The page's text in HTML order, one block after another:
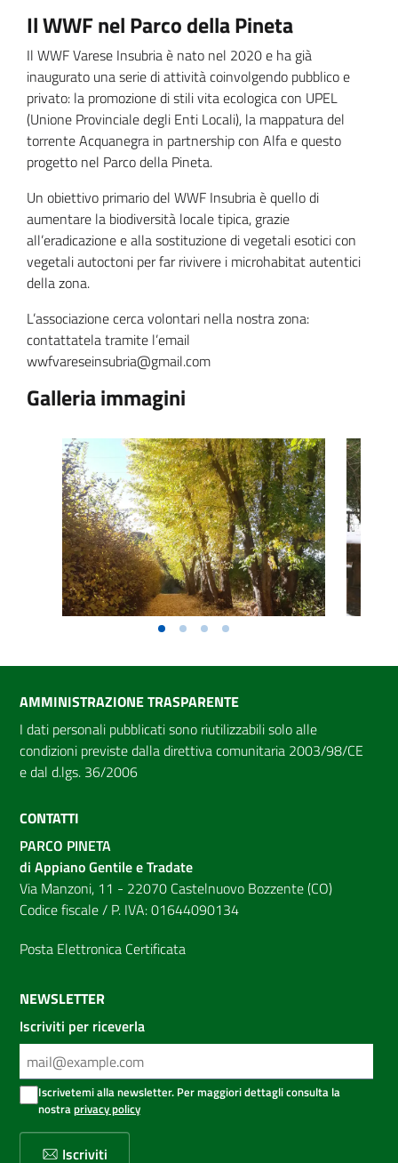
Il WWF nel Parco della Pineta
Il WWF Varese Insubria è nato nel 2020 e ha già
inaugurato una serie di attività coinvolgendo pubblico e
privato: la promozione di stili vita ecologica con UPEL
(Unione Provinciale degli Enti Locali), la mappatura del
torrente Acquanegra in partnership con Alfa e questo
progetto nel Parco della Pineta.
Un obiettivo primario del WWF Insubria è quello di
aumentare la biodiversità locale tipica, grazie
all’eradicazione e alla sostituzione di vegetali esotici con
vegetali autoctoni per far rivivere i microhabitat autentici
della zona.
L’associazione cerca volontari nella nostra zona:
contattatela tramite l’email
wwfvareseinsubria@gmail.com
Galleria immagini
AMMINISTRAZIONE TRASPARENTE
I dati personali pubblicati sono riutilizzabili solo alle
condizioni previste dalla direttiva comunitaria 2003/98/CE
e dal d.lgs. 36/2006
CONTATTI
PARCO PINETA
di Appiano Gentile e Tradate
Via Manzoni, 11 - 22070 Castelnuovo Bozzente (CO)
Codice fiscale / P. IVA: 01644090134
Posta Elettronica Certificata
NEWSLETTER
Iscriviti per riceverla
Iscrivetemi alla newsletter. Per maggiori dettagli consulta la
nostraprivacy policy
Iscriviti